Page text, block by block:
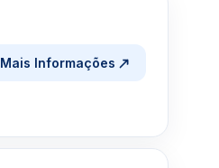
Mais Informações